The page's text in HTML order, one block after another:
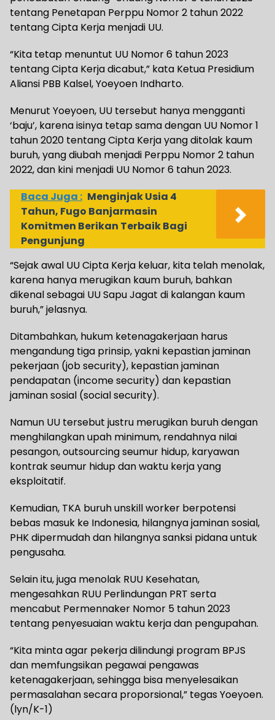
tentang Penetapan Perppu Nomor 2 tahun 2022
tentang Cipta Kerja menjadi UU.
“Kita tetap menuntut UU Nomor 6 tahun 2023
tentang Cipta Kerja dicabut,” kata Ketua Presidium
Aliansi PBB Kalsel, Yoeyoen Indharto.
Menurut Yoeyoen, UU tersebut hanya mengganti
‘baju’, karena isinya tetap sama dengan UU Nomor 1
tahun 2020 tentang Cipta Kerja yang ditolak kaum
buruh, yang diubah menjadi Perppu Nomor 2 tahun
2022, dan kini menjadi UU Nomor 6 tahun 2023.
Baca Juga : Menginjak Usia 4
Tahun, Fugo Banjarmasin
Komitmen Berikan Terbaik Bagi
Pengunjung
“Sejak awal UU Cipta Kerja keluar, kita telah menolak,
karena hanya merugikan kaum buruh, bahkan
dikenal sebagai UU Sapu Jagat di kalangan kaum
buruh,” jelasnya.
Ditambahkan, hukum ketenagakerjaan harus
mengandung tiga prinsip, yakni kepastian jaminan
pekerjaan (job security), kepastian jaminan
pendapatan (income security) dan kepastian
jaminan sosial (social security).
Namun UU tersebut justru merugikan buruh dengan
menghilangkan upah minimum, rendahnya nilai
pesangon, outsourcing seumur hidup, karyawan
kontrak seumur hidup dan waktu kerja yang
eksploitatif.
Kemudian, TKA buruh unskill worker berpotensi
bebas masuk ke Indonesia, hilangnya jaminan sosial,
PHK dipermudah dan hilangnya sanksi pidana untuk
pengusaha.
Selain itu, juga menolak RUU Kesehatan,
mengesahkan RUU Perlindungan PRT serta
mencabut Permennaker Nomor 5 tahun 2023
tentang penyesuaian waktu kerja dan pengupahan.
“Kita minta agar pekerja dilindungi program BPJS
dan memfungsikan pegawai pengawas
ketenagakerjaan, sehingga bisa menyelesaikan
permasalahan secara proporsional,” tegas Yoeyoen.
(lyn/K-1)